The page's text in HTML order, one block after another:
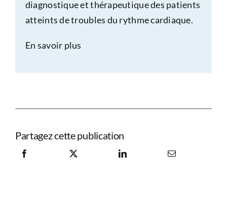
diagnostique et thérapeutique des patients
atteints de troubles du rythme cardiaque.
En savoir plus
Partagez cette publication